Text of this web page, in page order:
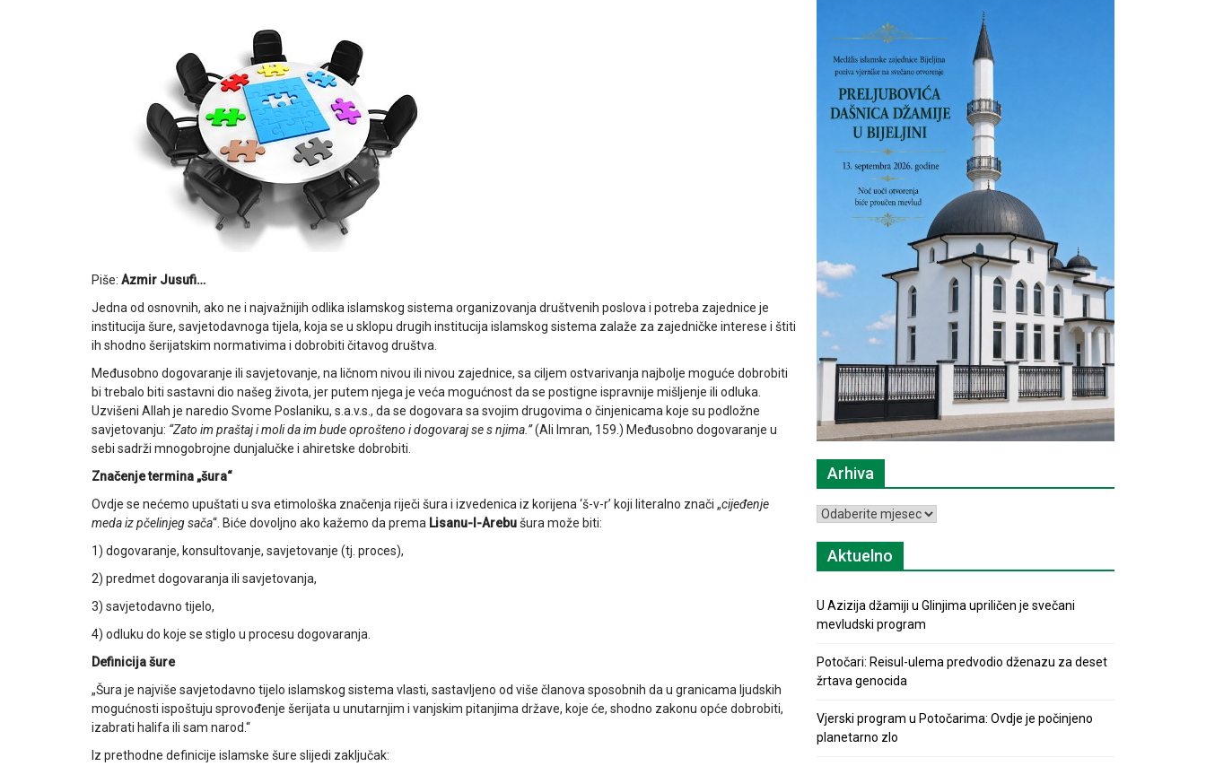
Piše: Azmir Jusufi…
Jedna od osnovnih, ako ne i najvažnijih odlika islamskog sistema organizovanja društvenih poslova i potreba zajednice je
institucija šure, savjetodavnoga tijela, koja se u sklopu drugih institucija islamskog sistema zalaže za zajedničke interese i štiti
ih shodno šerijatskim normativima i dobrobiti čitavog društva.
Međusobno dogovaranje ili savjetovanje, na ličnom nivou ili nivou zajednice, sa ciljem ostvarivanja najbolje moguće dobrobiti
bi trebalo biti sastavni dio našeg života, jer putem njega je veća mogućnost da se postigne ispravnije mišljenje ili odluka.
Uzvišeni Allah je naredio Svome Poslaniku, s.a.v.s., da se dogovara sa svojim drugovima o činjenicama koje su podložne
savjetovanju: “Zato im praštaj i moli da im bude oprošteno i dogovaraj se s njima.”(Ali Imran, 159.) Međusobno dogovaranje u
sebi sadrži mnogobrojne dunjalučke i ahiretske dobrobiti.
Značenje termina „šura“
Ovdje se nećemo upuštati u sva etimološka značenja riječi šura i izvedenica iz korijena ‘š-v-r’ koji literalno znači „cijeđenje
meda iz pčelinjeg sača“. Biće dovoljno ako kažemo da prema Lisanu-l-Arebušura može biti:
1) dogovaranje, konsultovanje, savjetovanje (tj. proces),
2) predmet dogovaranja ili savjetovanja,
3) savjetodavno tijelo,
4) odluku do koje se stiglo u procesu dogovaranja.
Definicija šure
„Šura je najviše savjetodavno tijelo islamskog sistema vlasti, sastavljeno od više članova sposobnih da u granicama ljudskih
mogućnosti ispoštuju sprovođenje šerijata u unutarnjim i vanjskim pitanjima države, koje će, shodno zakonu opće dobrobiti,
izabrati halifa ili sam narod.“
Iz prethodne definicije islamske šure slijedi zaključak:
Arhiva
Arhiva
Aktuelno
U Azizija džamiji u Glinjima upriličen je svečani
mevludski program
Potočari: Reisul-ulema predvodio dženazu za deset
žrtava genocida
Vjerski program u Potočarima: Ovdje je počinjeno
planetarno zlo